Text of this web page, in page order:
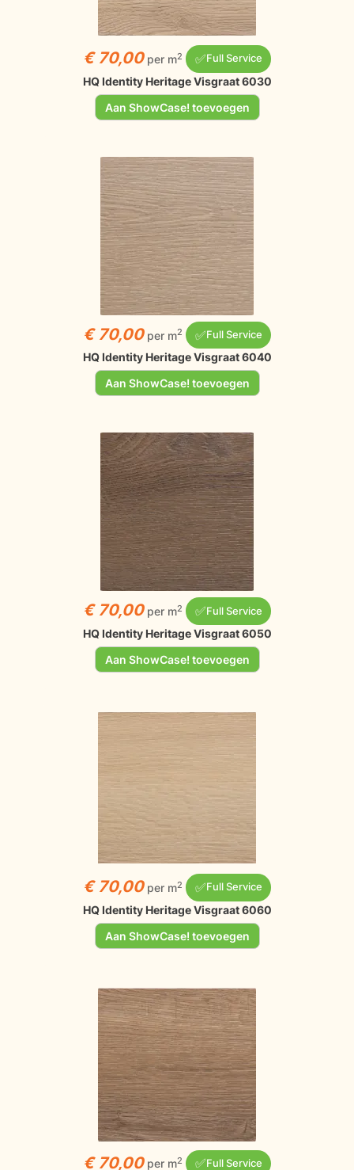
€ 70,00 per m2 ✅Full Service
HQ Identity Heritage Visgraat 6030
Aan ShowCase! toevoegen
€ 70,00 per m2 ✅Full Service
HQ Identity Heritage Visgraat 6040
Aan ShowCase! toevoegen
€ 70,00 per m2 ✅Full Service
HQ Identity Heritage Visgraat 6050
Aan ShowCase! toevoegen
€ 70,00 per m2 ✅Full Service
HQ Identity Heritage Visgraat 6060
Aan ShowCase! toevoegen
€ 70,00 per m2 ✅Full Service